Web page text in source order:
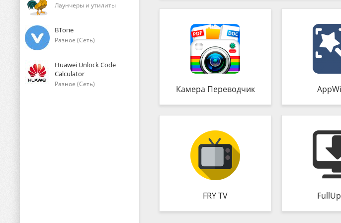
Лаунчеры и утилиты
ВТопе
Разное (Сеть)
Huawei Unlock Code
Calculator
Разное (Сеть) Камера Переводчик
FRY TV